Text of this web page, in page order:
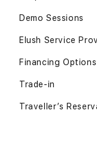
Demo Sessions
Elush Service
Financing Options
Trade-in
Traveller’s